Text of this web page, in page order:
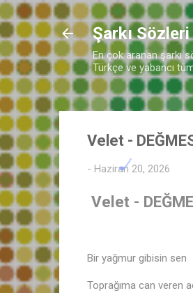
Şarkı
En çok aranan şarkı
Türkçe ve yabancı
Velet -
- Haziran 20, 2026
Velet -
Bir yağmur gibisin sen
Toprağıma can veren